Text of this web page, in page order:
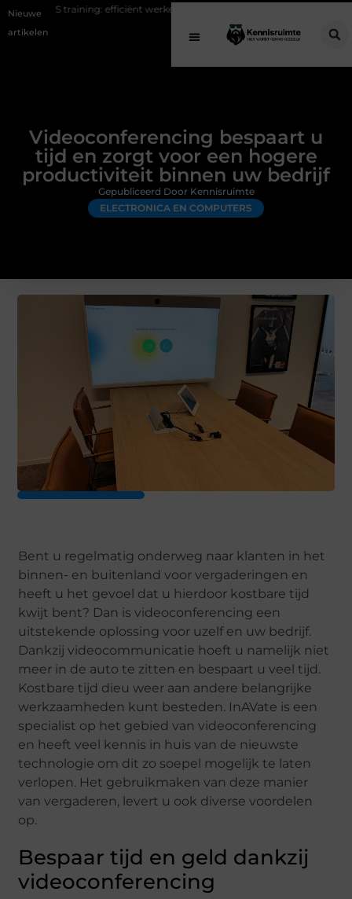
Nieuwe
artikelen
efficiënt werken aan je fitness
Videoconferencing bespaart u
tijd en zorgt voor een hogere
productiviteit binnen uw bedrijf
ELECTRONICA EN COMPUTERS
Gepubliceerd Door Kennisruimte
Bent u regelmatig onderweg naar klanten in het
binnen- en buitenland voor vergaderingen en
heeft u het gevoel dat u hierdoor kostbare tijd
kwijt bent? Dan is videoconferencing een
uitstekende oplossing voor uzelf en uw bedrijf.
Dankzij videocommunicatie hoeft u namelijk niet
meer in de auto te zitten en bespaart u veel tijd.
Kostbare tijd dieu weer aan andere belangrijke
werkzaamheden kunt besteden. InAVate is een
specialist op het gebied van videoconferencing
en heeft veel kennis in huis van de nieuwste
technologie om dit zo soepel mogelijk te laten
verlopen. Het gebruikmaken van deze manier
van vergaderen, levert u ook diverse voordelen
op.
Bespaar tijd en geld dankzij
videoconferencing